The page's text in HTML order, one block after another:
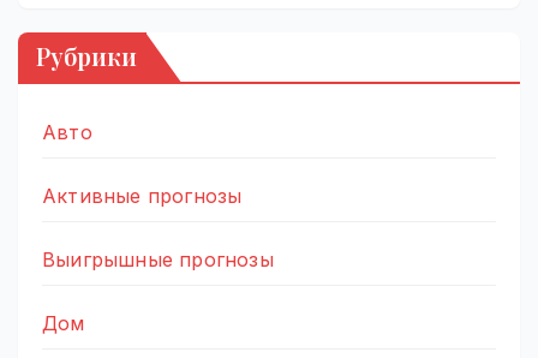
Рубрики
Авто
Активные прогнозы
Выигрышные прогнозы
Дом